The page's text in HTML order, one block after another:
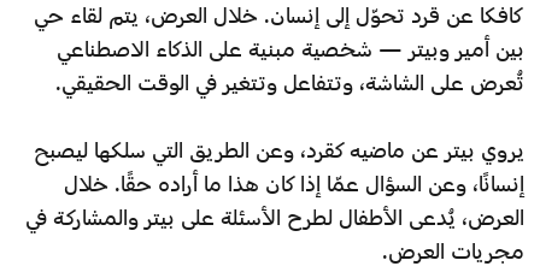
كافكا عن قرد تحوّل إلى إنسان. خلال العرض، يتم لقاء حي
بين أمير وبيتر — شخصية مبنية على الذكاء الاصطناعي
تُعرض على الشاشة، وتتفاعل وتتغير في الوقت الحقيقي.
يروي بيتر عن ماضيه كقرد، وعن الطريق التي سلكها ليصبح
إنسانًا، وعن السؤال عمّا إذا كان هذا ما أراده حقًا. خلال
العرض، يُدعى الأطفال لطرح الأسئلة على بيتر والمشاركة في
مجريات العرض.